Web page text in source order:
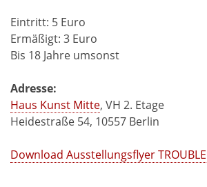
Eintritt: 5 Euro
Ermäßigt: 3 Euro
Bis 18 Jahre umsonst
Adresse:
Haus Kunst Mitte, VH 2. Etage
Heidestraße 54, 10557 Berlin
Download Ausstellungsflyer